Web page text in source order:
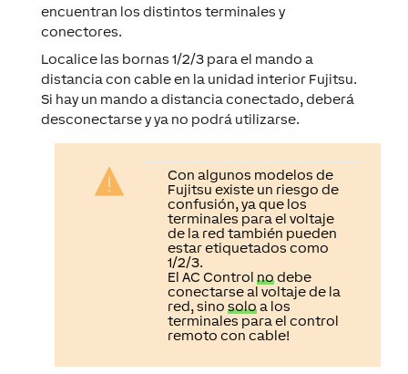
encuentran los distintos terminales y
conectores.
Localice las bornas 1/2/3 para el mando a
distancia con cable en la unidad interior Fujitsu.
Si hay un mando a distancia conectado, deberá
desconectarse y ya no podrá utilizarse.
Con algunos modelos de
Fujitsu existe un riesgo de
confusión, ya que los
terminales para el voltaje
de la red también pueden
estar etiquetados como
1/2/3.
El AC Control nodebe
conectarse al voltaje de la
red, sino soloa los
terminales para el control
remoto con cable!